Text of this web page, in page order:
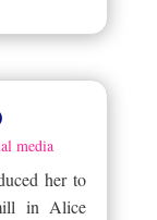
media
her to
in Alice